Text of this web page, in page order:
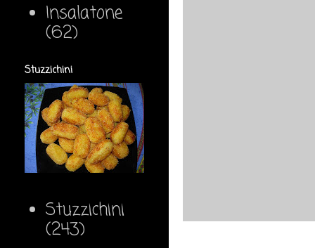
Insalatone
(62)
Stuzzichini
Stuzzichini
(243)